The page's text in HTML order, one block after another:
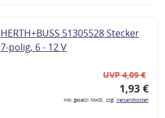
HERTH+BUSS 51305528 Stecker
7-polig, 6 - 12 V
UVP 4,09 €
1,93 €
inkl. gesetzl. MwSt., zzgl.Versandkosten